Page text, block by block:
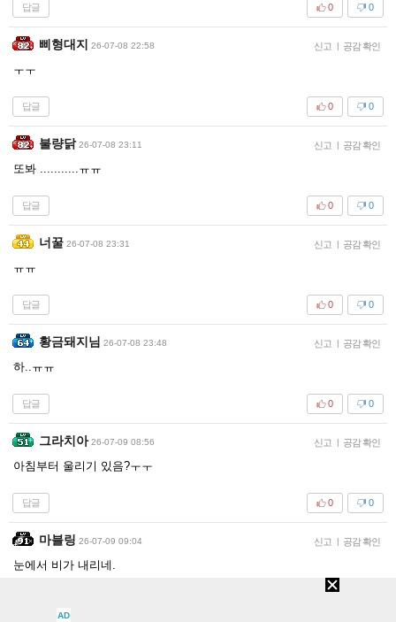
답글 0
0
삐형대지 26-07-08 22:58 신고 | 공감 확인
ㅜㅜ
답글 0
0
불량닭 26-07-08 23:11 신고 | 공감 확인
또봐 ...........ㅠㅠ
답글 0
0
너꿀 26-07-08 23:31 신고 | 공감 확인
ㅠㅠ
답글 0
0
황금돼지님 26-07-08 23:48 신고 | 공감 확인
하..ㅠㅠ
답글 0
0
그라치아 26-07-09 08:56 신고 | 공감 확인
아침부터 울리기 있음?ㅜㅜ
답글 0
0
마블링 26-07-09 09:04 신고 | 공감 확인
눈에서 비가 내리네.
AD